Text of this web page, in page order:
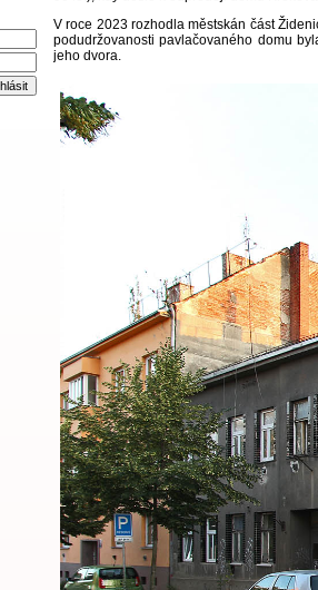
V roce 2023 rozhodla městskán část
podudržovanosti pavlačovaného domu
jeho dvora.